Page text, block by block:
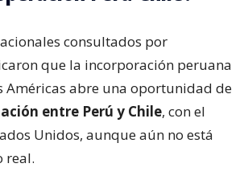
consultados por
que la incorporación peruana
Américas abre una oportunidad de
entre Perú y Chile, con el
Unidos, aunque aún no está
real.